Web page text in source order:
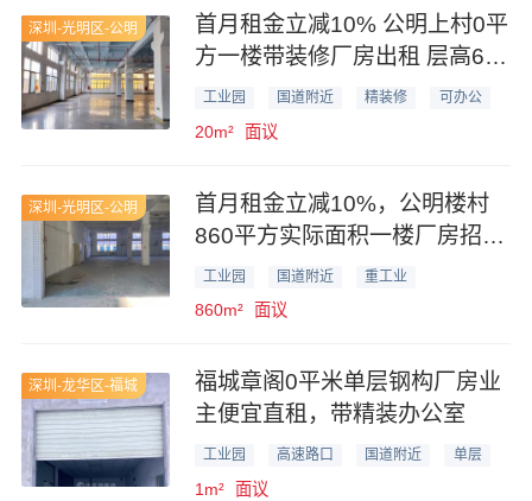
深圳-光明区-公明
首月租金立减10% 公明上村0平
方一楼带装修厂房出租 层高6米
带牛角
工业园 国道附近 精装修 可办公
20m² 面议
深圳-光明区-公明
首月租金立减10%，公明楼村
860平方实际面积一楼厂房招
租，层高6米带牛角
工业园 国道附近 重工业
860m² 面议
深圳-龙华区-福城
福城章阁0平米单层钢构厂房业
主便宜直租，带精装办公室
工业园 高速路口 国道附近 单层
1m² 面议